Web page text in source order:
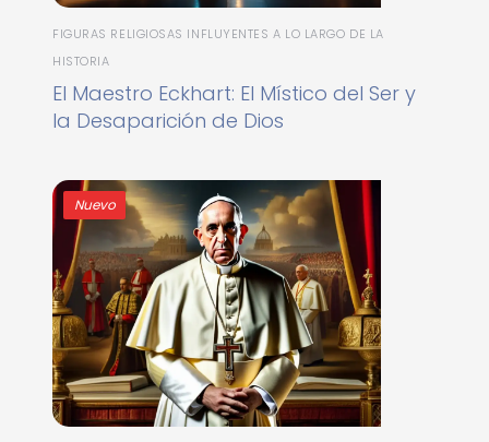
FIGURAS RELIGIOSAS INFLUYENTES A LO LARGO DE LA
HISTORIA
El Maestro Eckhart: El Místico del Ser y
la Desaparición de Dios
Nuevo